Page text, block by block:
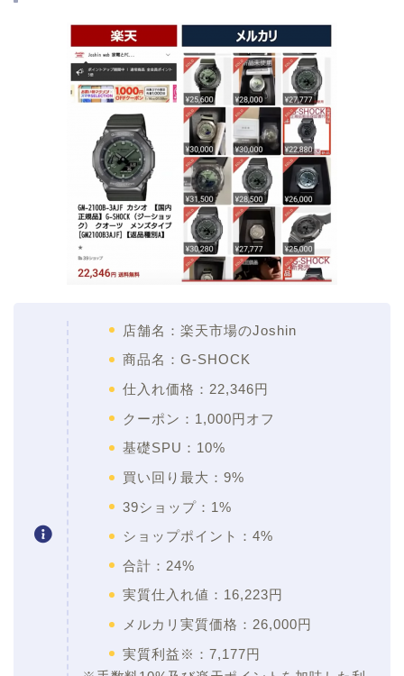
店舗名：楽天市場のJoshin
商品名：G-SHOCK
仕入れ価格：22,346円
クーポン：1,000円オフ
基礎SPU：10%
買い回り最大：9%
39ショップ：1%
ショップポイント：4%
合計：24%
実質仕入れ値：16,223円
メルカリ実質価格：26,000円
実質利益※：7,177円